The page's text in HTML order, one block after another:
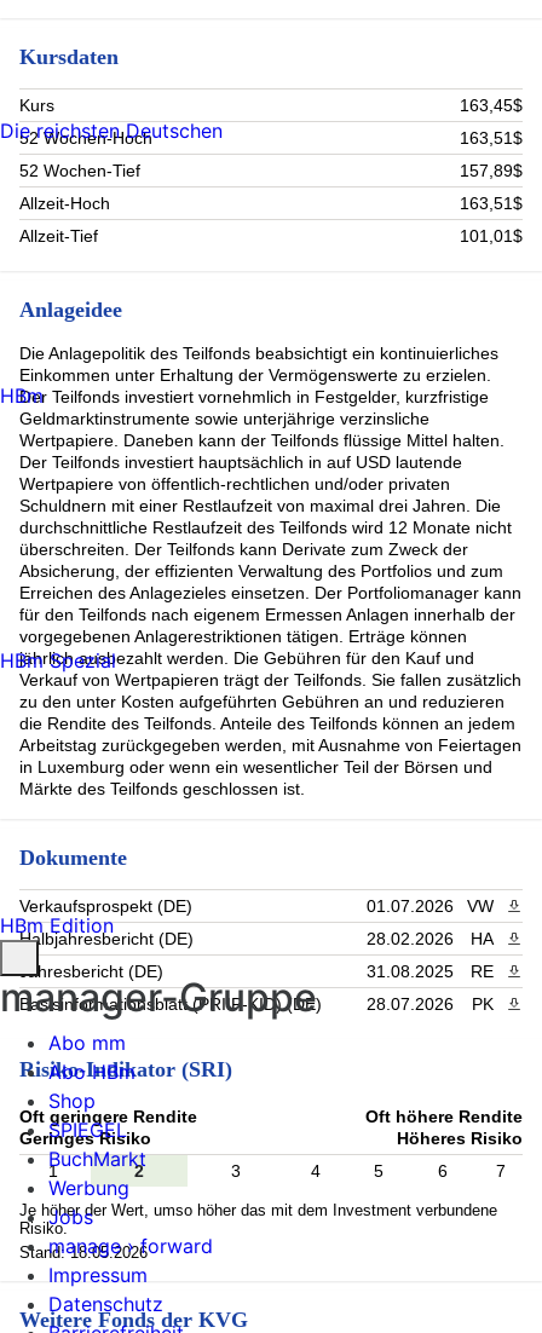
4.075765% Kommunalbanken A/S 03.03.2028 FRN Reg-S
4.66753% Ldkr Baden-W-Foerd 11.02.2027 FRN Senior (2.7%)
Rest (64%)
Kursdaten
Kurs
163,45$
52 Wochen-Hoch
163,51$
52 Wochen-Tief
157,89$
Allzeit-Hoch
163,51$
Allzeit-Tief
101,01$
Anlageidee
Die Anlagepolitik des Teilfonds beabsichtigt ein kontinuierliches
Einkommen unter Erhaltung der Vermögenswerte zu erzielen.
Der Teilfonds investiert vornehmlich in Festgelder, kurzfristige
Geldmarktinstrumente sowie unterjährige verzinsliche
Wertpapiere. Daneben kann der Teilfonds flüssige Mittel halten.
Der Teilfonds investiert hauptsächlich in auf USD lautende
Wertpapiere von öffentlich-rechtlichen und/oder privaten
Schuldnern mit einer Restlaufzeit von maximal drei Jahren. Die
durchschnittliche Restlaufzeit des Teilfonds wird 12 Monate nicht
überschreiten. Der Teilfonds kann Derivate zum Zweck der
Absicherung, der effizienten Verwaltung des Portfolios und zum
Erreichen des Anlagezieles einsetzen. Der Portfoliomanager kann
für den Teilfonds nach eigenem Ermessen Anlagen innerhalb der
vorgegebenen Anlagerestriktionen tätigen. Erträge können
jährlich ausbezahlt werden. Die Gebühren für den Kauf und
Verkauf von Wertpapieren trägt der Teilfonds. Sie fallen zusätzlich
zu den unter Kosten aufgeführten Gebühren an und reduzieren
die Rendite des Teilfonds. Anteile des Teilfonds können an jedem
Arbeitstag zurückgegeben werden, mit Ausnahme von Feiertagen
in Luxemburg oder wenn ein wesentlicher Teil der Börsen und
Märkte des Teilfonds geschlossen ist.
Dokumente
Verkaufsprospekt (DE) 01.07.2026 VW
Halbjahresbericht (DE)
28.02.2026 HA
Jahresbericht (DE)
31.08.2025 RE
Basisinformationsblatt (PRIIP-KID) (DE)
28.07.2026 PK
Risiko-Indikator (SRI)
Oft geringere Rendite
Geringes Risiko
Oft höhere Rendite
Höheres Risiko
1
2 3 4 5 6 7
Je höher der Wert, umso höher das mit dem Investment verbundene
Risiko.
Stand: 18.05.2026
Weitere Fonds der KVG
Die reichsten Deutschen
HBm
HBm Spezial
HBm Edition
manager-Gruppe
Abo mm
Abo HBm
Shop
SPIEGEL
BuchMarkt
Werbung
Jobs
manage › forward
Impressum
Datenschutz